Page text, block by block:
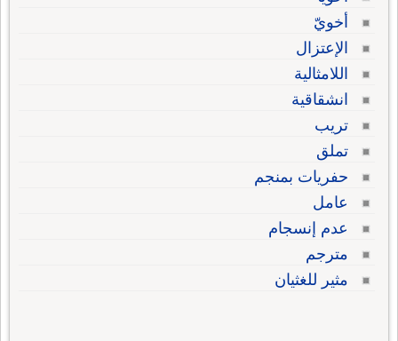
أخويّ
الإعتزال
اللامثالية
انشقاقية
تريب
تملق
حفريات بمنجم
عامل
عدم إنسجام
مترجم
مثير للغثيان